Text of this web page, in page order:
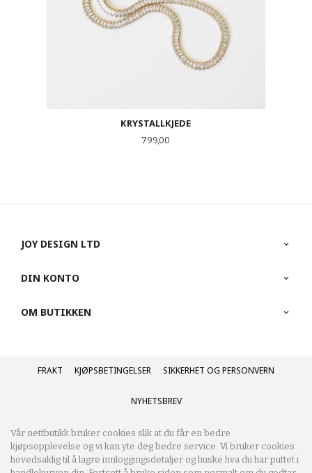
KRYSTALLKJEDE
Pris
799,00
JOY DESIGN LTD
DIN KONTO
OM BUTIKKEN
FRAKT KJØPSBETINGELSER SIKKERHET OG PERSONVERN
NYHETSBREV
Vår nettbutikk bruker cookies slik at du får en bedre
kjøpsopplevelse og vi kan yte deg bedre service. Vi bruker cookies
hovedsaklig til å lagre innloggingsdetaljer og huske hva du har puttet i